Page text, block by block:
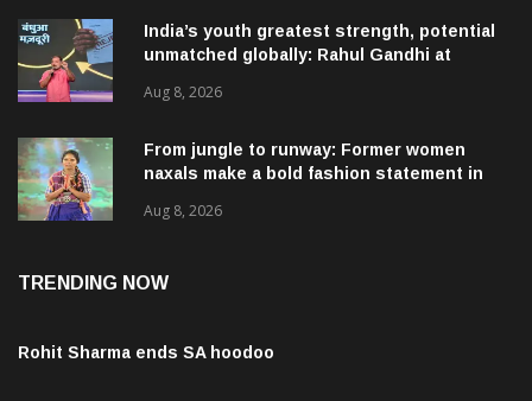
India’s youth greatest strength, potential
unmatched globally: Rahul Gandhi at
Aug 8, 2026
From jungle to runway: Former women
naxals make a bold fashion statement in
Aug 8, 2026
TRENDING NOW
Rohit Sharma ends SA hoodoo